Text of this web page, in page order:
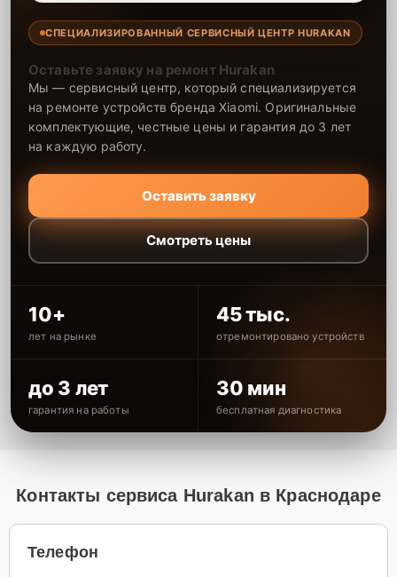
СПЕЦИАЛИЗИРОВАННЫЙ СЕРВИСНЫЙ ЦЕНТР HURAKAN
Оставьте заявку на ремонт Hurakan
Мы — сервисный центр, который специализируется
на ремонте устройств бренда Xiaomi. Оригинальные
комплектующие, честные цены и гарантия до 3 лет
на каждую работу.
Оставить заявку
Смотреть цены
10+
лет на рынке
45 тыс.
отремонтировано устройств
до 3 лет
гарантия на работы
30 мин
бесплатная диагностика
Контакты сервиса Hurakan в Краснодаре
Телефон